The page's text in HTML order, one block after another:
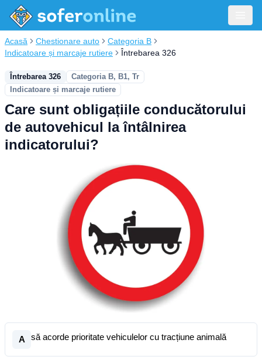
Acasă Chestionare auto
Categoria B
Indicatoare și marcaje rutiere
Întrebarea 326
Întrebarea 326
Categoria B, B1, Tr
Indicatoare și marcaje rutiere
Care sunt obligațiile conducătorului
de autovehicul la întâlnirea
indicatorului?
A să acorde prioritate vehiculelor cu tracțiune animală